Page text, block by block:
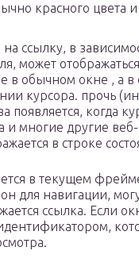
красного цвета
ссылку, в
может
в обычном окне , а в
курсора. прочь
появляется, когда
и многие другие
в строке
в текущем
для навигации,
ссылка. Если